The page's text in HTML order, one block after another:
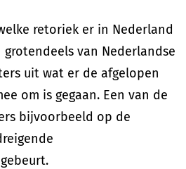
retoriek er in Nederland
van Nederlandse
uit wat er de afgelopen
om is gegaan. Een van de
bijvoorbeeld op de